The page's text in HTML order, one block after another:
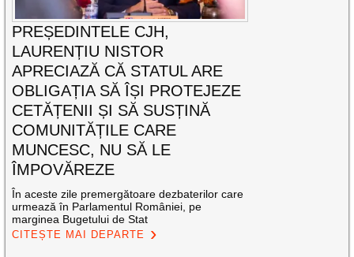
PREȘEDINTELE CJH,
LAURENȚIU NISTOR
APRECIAZĂ CĂ STATUL ARE
OBLIGAȚIA SĂ ÎȘI PROTEJEZE
CETĂȚENII ȘI SĂ SUSȚINĂ
COMUNITĂȚILE CARE
MUNCESC, NU SĂ LE
ÎMPOVĂREZE
În aceste zile premergătoare dezbaterilor care
urmează în Parlamentul României, pe
marginea Bugetului de Stat
CITEȘTE MAI DEPARTE